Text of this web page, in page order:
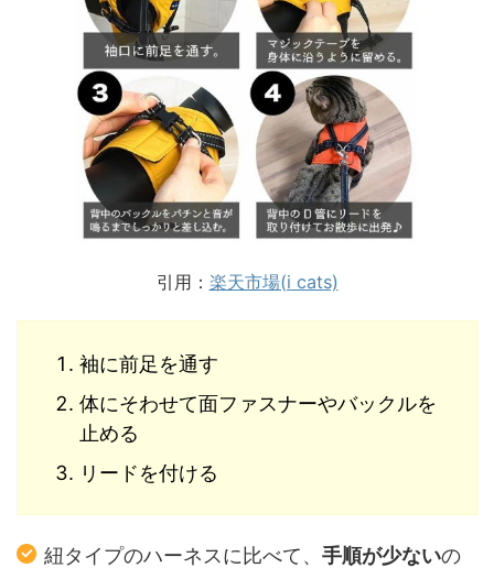
引用： 楽天市場(i cats)
袖に前足を通す
体にそわせて面ファスナーやバックルを
止める
リードを付ける
紐タイプのハーネスに比べて、 手順が少ないの